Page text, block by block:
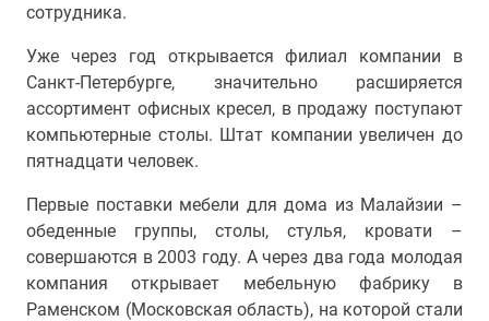
сотрудника.
Уже через год открывается филиал компании в
Санкт-Петербурге, значительно расширяется
ассортимент офисных кресел, в продажу поступают
компьютерные столы. Штат компании увеличен до
пятнадцати человек.
Первые поставки мебели для дома из Малайзии –
обеденные группы, столы, стулья, кровати –
совершаются в 2003 году. А через два года молодая
компания открывает мебельную фабрику в
Раменском (Московская область), на которой стали